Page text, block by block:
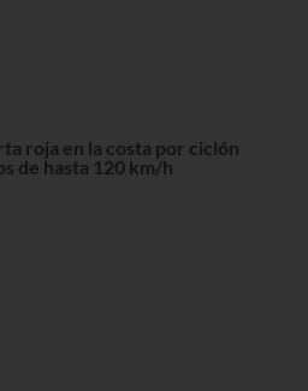
roja en la costa por ciclón
de hasta 120 km/h